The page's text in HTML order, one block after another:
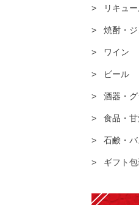
リキュ
焼酎・
ワイン
ビール
酒器・グ
食品・
石鹸・
ギフト包